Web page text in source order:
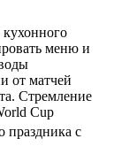
меню и
от матчей
Стремление
Cup
праздника с